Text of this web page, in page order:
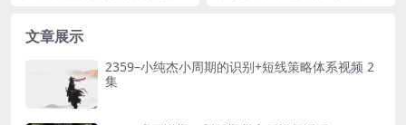
文章展示
2359–小纯杰小周期的识别+短线策略体系视频 2
集